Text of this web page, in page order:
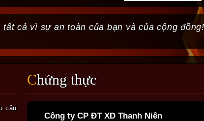
tất cả vì sự an toàn của bạn và của cộng đồng!
cầu
Chứng thực
Công ty CP ĐT XD Thanh Niên